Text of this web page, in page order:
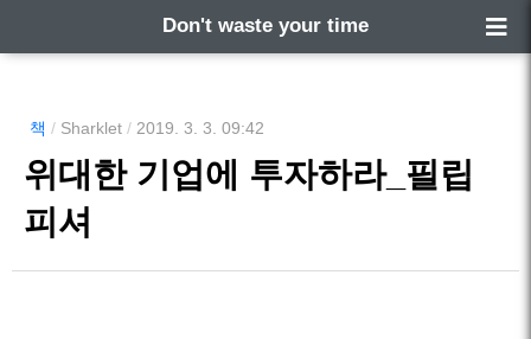
Don't waste your time
책 / Sharklet / 2019. 3. 3. 09:42
위대한 기업에 투자하라_필립
피셔